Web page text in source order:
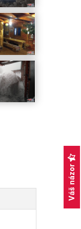
Váš názor